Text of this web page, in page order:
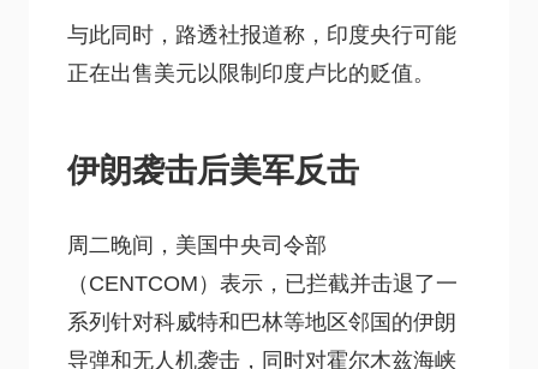
与此同时，路透社报道称，印度央行可能
正在出售美元以限制印度卢比的贬值。
伊朗袭击后美军反击
周二晚间，美国中央司令部
（CENTCOM）表示，已拦截并击退了一
系列针对科威特和巴林等地区邻国的伊朗
导弹和无人机袭击，同时对霍尔木兹海峡